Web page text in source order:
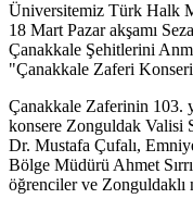
Üniversitemiz Türk Halk
18 Mart Pazar akşamı
Çanakkale Şehitlerini
"Çanakkale Zaferi
Çanakkale Zaferinin 103.
konsere Zonguldak Valisi
Dr. Mustafa Çufalı,
Bölge Müdürü Ahmet
öğrenciler ve Zonguldaklı